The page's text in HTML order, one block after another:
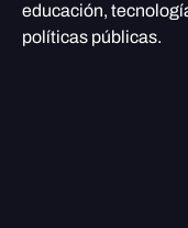
educación,
políticas públicas.